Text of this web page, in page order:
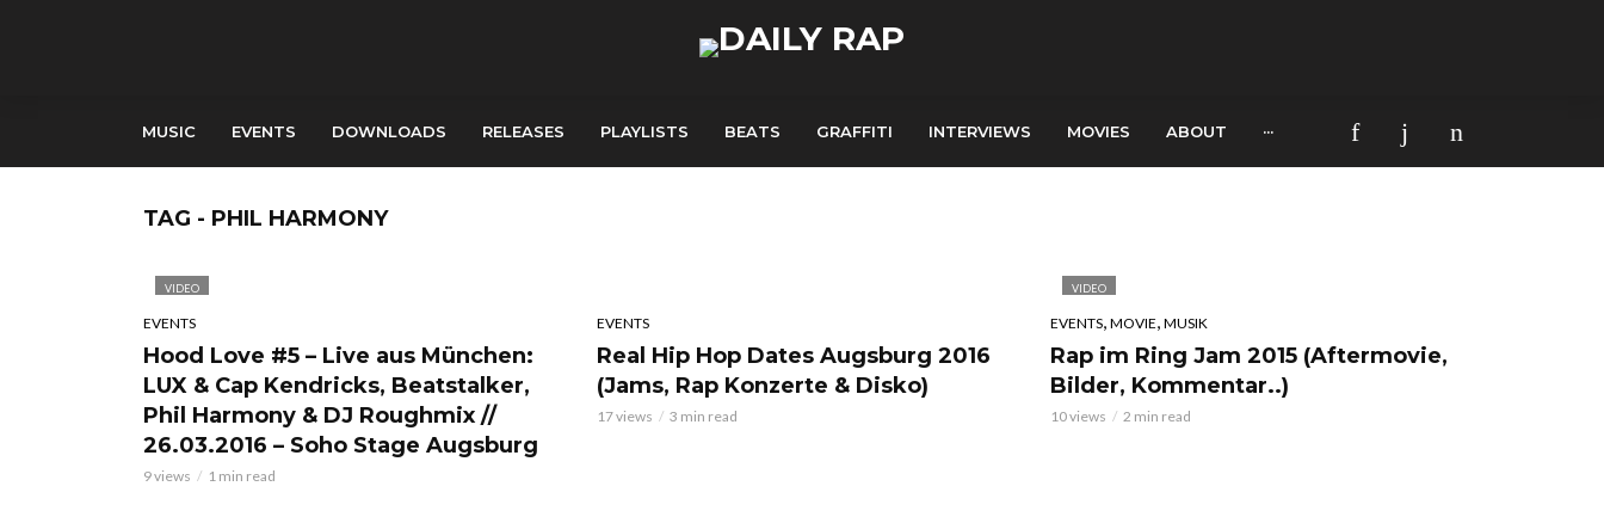
MUSIC EVENTS DOWNLOADS RELEASES PLAYLISTS BEATS GRAFFITI INTERVIEWS MOVIES ABOUT ···
TAG - PHIL HARMONY
VIDEO
EVENTS
Hood Love #5 – Live aus München:
LUX & Cap Kendricks, Beatstalker,
Phil Harmony & DJ Roughmix //
26.03.2016 – Soho Stage Augsburg
9 views 1 min read
EVENTS
Real Hip Hop Dates Augsburg 2016
(Jams, Rap Konzerte & Disko)
17 views 3 min read
VIDEO
EVENTS, MOVIE, MUSIK
Rap im Ring Jam 2015 (Aftermovie,
Bilder, Kommentar..)
10 views 2 min read